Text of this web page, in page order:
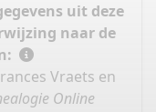
uit deze
naar de
Vraets en
Online